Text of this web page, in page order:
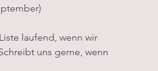
laufend, wenn wir
uns gerne, wenn